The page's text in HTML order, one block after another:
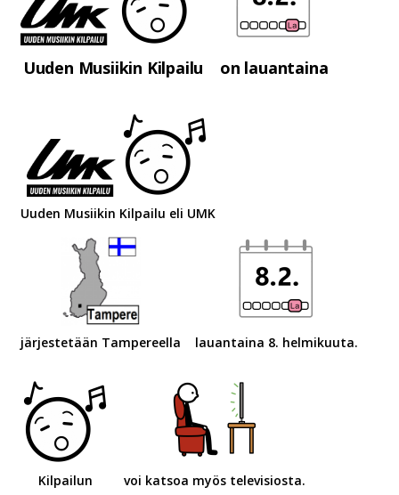
Uuden Musiikin Kilpailu on lauantaina
Uuden Musiikin Kilpailu eli UMK
järjestetään Tampereella lauantaina 8. helmikuuta.
Kilpailun voi katsoa myös televisiosta.